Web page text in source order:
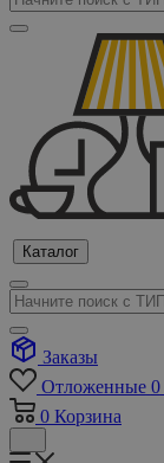
Каталог
Заказы
Отложенные 0
0 Корзина